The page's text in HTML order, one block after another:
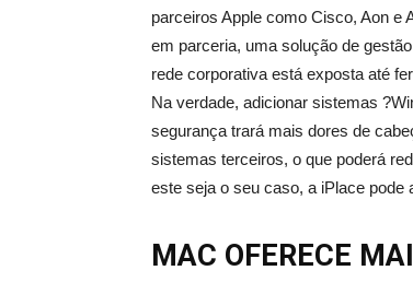
parceiros Apple como Cisco, Aon e
em parceria, uma solução de
rede corporativa está exposta até
Na verdade, adicionar sistemas
segurança trará mais dores de
sistemas terceiros, o que poderá
este seja o seu caso, a iPlace pode
MAC OFERECE